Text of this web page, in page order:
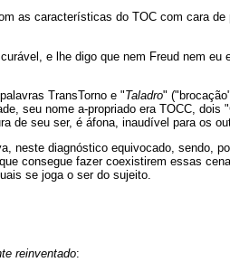
as características do TOC com cara de
e lhe digo que nem Freud nem eu
TransTorno e "Taladro"
seu nome a-propriado era TOCC, dois
de seu ser, é áfona, inaudível para os
neste diagnóstico equivocado, sendo,
consegue fazer coexistirem essas
se joga o ser do sujeito.
reinventado: